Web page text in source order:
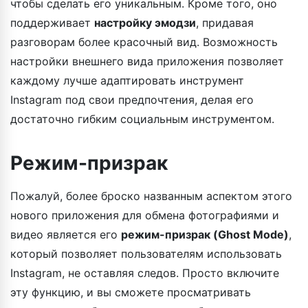
чтобы сделать его уникальным. Кроме того, оно
поддерживает настройку эмодзи, придавая
разговорам более красочный вид. Возможность
настройки внешнего вида приложения позволяет
каждому лучше адаптировать инструмент
Instagram под свои предпочтения, делая его
достаточно гибким социальным инструментом.
Режим-призрак
Пожалуй, более броско названным аспектом этого
нового приложения для обмена фотографиями и
видео является его режим-призрак (Ghost Mode),
который позволяет пользователям использовать
Instagram, не оставляя следов. Просто включите
эту функцию, и вы сможете просматривать